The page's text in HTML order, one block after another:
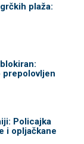
plaža:
prepolovljen
Policajka
i opljačkane